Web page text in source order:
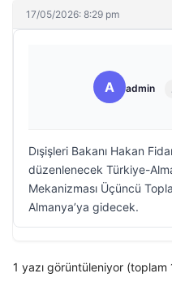
17/05/2026: 8:29 pm
A admin
Dışişleri Bakanı Hakan
düzenlenecek Türkiye-
Mekanizması Üçüncü
Almanya’ya gidecek.
1 yazı görüntüleniyor (toplam